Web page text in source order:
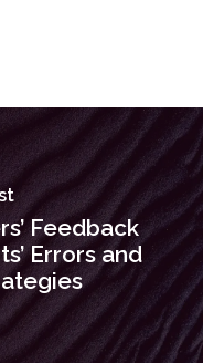
Feedback
Errors and